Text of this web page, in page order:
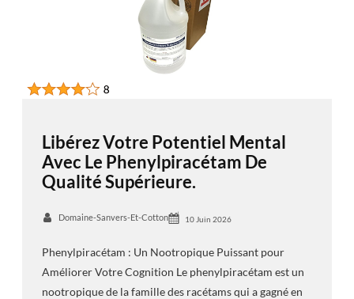
Libérez Votre Potentiel Mental
Avec Le Phenylpiracétam De
Qualité Supérieure.
Domaine-Sanvers-Et-Cotton 10 Juin 2026
Phenylpiracétam : Un Nootropique Puissant pour
Améliorer Votre Cognition Le phenylpiracétam est un
nootropique de la famille des racétams qui a gagné en